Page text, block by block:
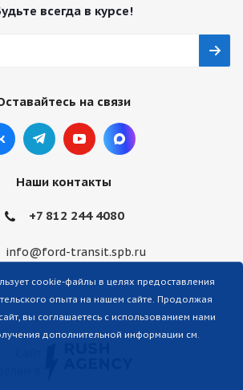
всегда в курсе!
на связи
Наши контакты
+7 812 244 4080
info@ford-transit.spb.ru
cookie-файлы в целях предоставления
опыта на нашем сайте. Продолжая
вы соглашаетесь с использованием нами
дополнительной информации см.